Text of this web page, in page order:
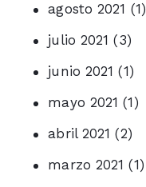
agosto 2021 (1)
julio 2021 (3)
junio 2021 (1)
mayo 2021 (1)
abril 2021 (2)
marzo 2021 (1)